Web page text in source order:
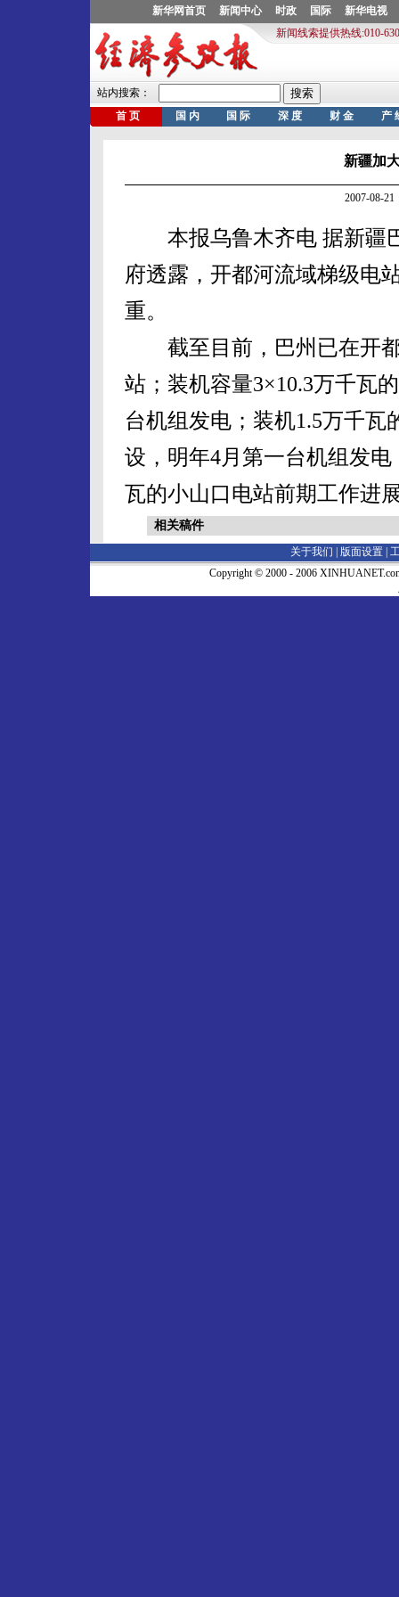
新疆加
2007-08-
本报乌鲁木齐电 据新疆
府透露，开都河流域梯级电
重。
截至目前，巴州已在开都
站；装机容量3×10.3万千瓦
台机组发电；装机1.5万千瓦
设，明年4月第一台机组发
瓦的小山口电站前期工作进
相关稿件
关于我们 | 版面设置
Copyright © 2000 - 2006